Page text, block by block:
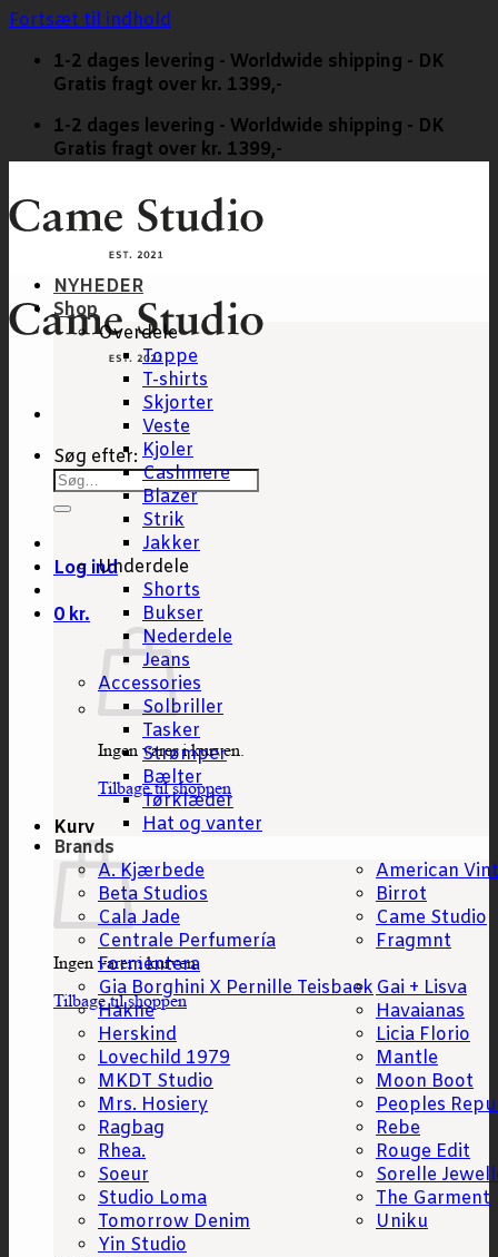
Fortsæt til indhold
1-2 dages levering - Worldwide shipping - DK
Gratis fragt over kr. 1399,-
1-2 dages levering - Worldwide shipping - DK
Gratis fragt over kr. 1399,-
Søg efter:
Log ind
0 kr.
Ingen varer i kurven.
Tilbage til shoppen
Kurv
Ingen varer i kurven.
Tilbage til shoppen
NYHEDER
Shop
Overdele
Toppe
T-shirts
Skjorter
Veste
Kjoler
Cashmere
Blazer
Strik
Jakker
Underdele
Shorts
Bukser
Nederdele
Jeans
Accessories
Solbriller
Tasker
Strømper
Bælter
Tørklæder
Hat og vanter
Brands
A. Kjærbede
American
Beta Studios
Birrot
Cala Jade
Came Studio
Centrale Perfumería
Formentera
Fragmnt
Gia Borghini X Pernille Teisbaek Gai + Lisva
Hakne
Havaianas
Herskind
Licia Florio
Lovechild 1979
Mantle
MKDT Studio
Moon Boot
Mrs. Hosiery
Peoples
Ragbag
Rebe
Rhea.
Rouge Edit
Soeur
Sorelle
Studio Loma
The Garment
Tomorrow Denim
Uniku
Yin Studio